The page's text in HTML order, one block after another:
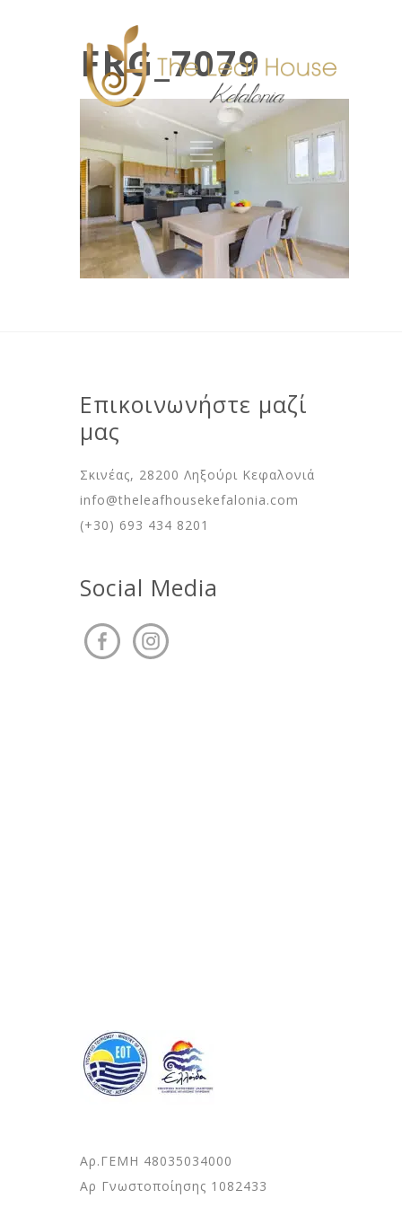
FRG_7079
Επικοινωνήστε μαζί
μας
Σκινέας, 28200 Ληξούρι Κεφαλονιά
info@theleafhousekefalonia.com
(+30) 693 434 8201
Social Media
Αρ.ΓΕΜΗ 48035034000
Αρ Γνωστοποίησης 1082433